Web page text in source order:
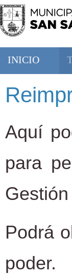
INICIO
Aquí
para
Podrá
poder.